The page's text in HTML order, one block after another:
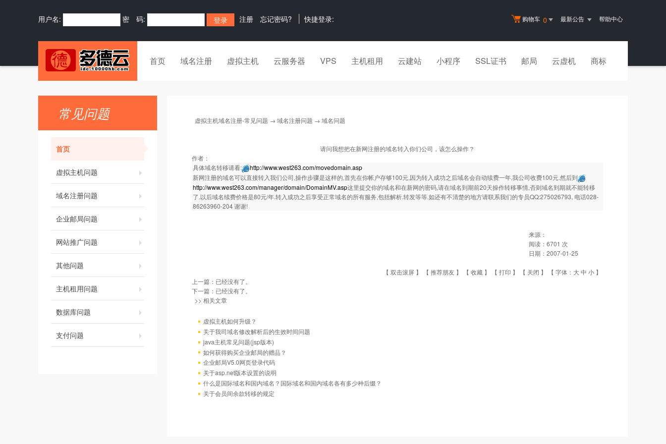
购物车 0 最新公告 帮助中心
用户名: 密 码: 注册 忘记密码? 快捷登录:
首页 域名注册 虚拟主机 云服务器 VPS 主机租用 云建站 小程序 SSL证书 邮局 云虚机 商标
常见问题
首页
虚拟主机问题
域名注册问题
企业邮局问题
网站推广问题
其他问题
主机租用问题
数据库问题
支付问题
虚拟主机域名注册-常见问题 → 域名注册问题 → 域名问题
请问我想把在新网注册的域名转入你们公司，该怎么操作？
作者：
具体域名转移请看:
http://www.west263.com/movedomain.asp
新网注册的域名可以直接转入我们公司,操作步骤是这样的,首先在你帐户存够100元,因为转入成功之后域名会自动续费一年,我公司收费100元.然后到
http://www.west263.com/manager/domain/DomainMV.asp这里提交你的域名和在新网的密码,请在域名到期前20天操作转移事情,否则域名到期就不能转移
了.以后域名续费价格是80元/年.转入成功之后享受正常域名的所有服务,包括解析.转发等等.如还有不清楚的地方请联系我们的专员QQ:275026793, 电话028-
86263960-204 谢谢!
来源：
阅读： 6701 次
日期： 2007-01-25
【 双击滚屏 】 【 推荐朋友 】 【 收藏 】 【 打印 】 【 关闭 】 【 字体： 大中 小 】
上一篇：已经没有了。
下一篇：已经没有了。
>> 相关文章
虚拟主机如何升级？
关于我司域名修改解析后的生效时间问题
java主机常见问题(jsp版本)
如何获得购买企业邮局的赠品？
企业邮局V5.0网页登录代码
关于asp.net版本设置的说明
什么是国际域名和国内域名？国际域名和国内域名各有多少种后缀？
关于会员间余款转移的规定